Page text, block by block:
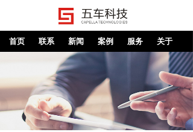
首页 联系 新闻 案例 服务 关于